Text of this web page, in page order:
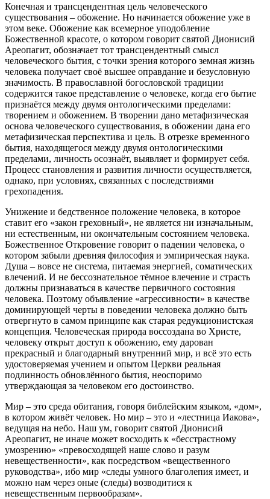
Конечная и трансцендентная цель человеческого
существования – обожение. Но начинается обожение уже в
этом веке. Обожение как всемерное уподобление
Божественной красоте, о котором говорит святой Дионисий
Ареопагит, обозначает тот трансцендентный смысл
человеческого бытия, с точки зрения которого земная жизнь
человека получает своё высшее оправдание и безусловную
значимость. В православной богословской традиции
содержится такое представление о человеке, когда его бытие
признаётся между двумя онтологическими пределами:
творением и обожением. В творении дано метафизическая
основа человеческого существования, в обожении дана его
метафизическая перспектива и цель. В отрезке временного
бытия, находящегося между двумя онтологическими
пределами, личность осознаёт, выявляет и формирует себя.
Процесс становления и развития личности осуществляется,
однако, при условиях, связанных с последствиями
грехопадения.
Унижение и бедственное положение человека, в которое
ставит его «закон греховный», не является ни изначальным,
ни естественным, ни окончательным состоянием человека.
Божественное Откровение говорит о падении человека, о
котором забыли древняя философия и эмпирическая наука.
Душа – вовсе не система, питаемая энергией, соматических
влечений. И не бессознательное тёмное влечение и страсть
должны признаваться в качестве первичного состояния
человека. Поэтому объявление «агрессивности» в качестве
доминирующей черты в поведении человека должно быть
отвергнуто в самом принципе как старая редукционистская
концепция. Человеческая природа воссоздана во Христе,
человеку открыт доступ к обожению, ему дарован
прекрасный и благодарный внутренний мир, и всё это есть
удостоверяемая учением и опытом Церкви реальная
подлинность обновлённого бытия, неоспоримо
утверждающая за человеком его достоинство.
Мир – это среда обитания, говоря библейским языком, «дом»,
в котором живёт человек. Но мир – это и «лестница Иакова»,
ведущая на небо. Наш ум, говорит святой Дионисий
Ареопагит, не иначе может восходить к «бесстрастному
умозрению» «превосходящей наше слово и разум
невещественности», как посредством «вещественного
руководства», ибо мир «следы умного благолепия имеет, и
можно нам через оные (следы) возводитися к
невещественным первообразам».